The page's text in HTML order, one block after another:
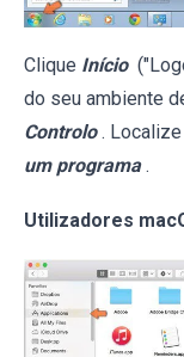
Clique Início
do seu ambiente
Controlo . Localize
um programa .
Utilizadores